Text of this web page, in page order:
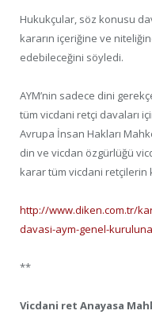
Hukukçular, söz konusu
kararın içeriğine ve
edebileceğini söyledi.
AYM’nin sadece dini
tüm vicdani retçi davaları
Avrupa İnsan Hakları
din ve vicdan özgürlüğü
karar tüm vicdani retçilerin
http://www.diken.com.tr/
davasi-aym-genel-
**
Vicdani ret Anayasa